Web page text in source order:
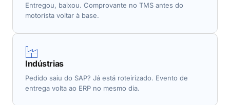
Entregou, baixou. Comprovante no TMS antes do
motorista voltar à base.
Indústrias
Pedido saiu do SAP? Já está roteirizado. Evento de
entrega volta ao ERP no mesmo dia.